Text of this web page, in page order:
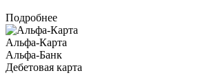
Подробнее
Альфа-Карта
Альфа-Банк
Дебетовая карта